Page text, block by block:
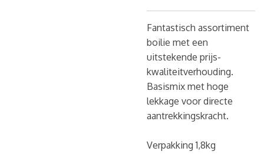
Fantastisch assortiment
boilie met een
uitstekende prijs-
kwaliteitverhouding.
Basismix met hoge
lekkage voor directe
aantrekkingskracht.
Verpakking 1,8kg